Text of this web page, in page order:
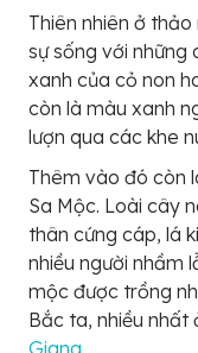
Thiên nhiên ở
sự sống với những
xanh của cỏ non
còn là màu xanh
lượn qua các khe
Thêm vào đó còn
Sa Mộc. Loài cây
thân cứng cáp, lá
nhiều người nhầm
mộc được trồng
Bắc ta, nhiều nhất